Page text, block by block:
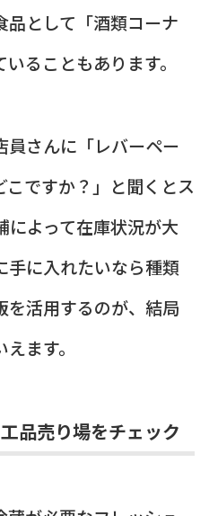
品として「酒類コーナ
ることもあります。
員さんに「レバーペー
ですか？」と聞くとス
によって在庫状況が大
手に入れたいなら種類
を活用するのが、結局
ます。
品売り場をチェック